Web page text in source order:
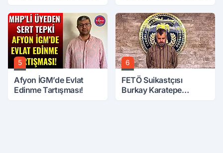
Üzerine Çıkarıldı
5
Afyon İGM’de Evlat
Edinme Tartışması!
6
FETÖ Suikastçısı
Burkay Karatepe